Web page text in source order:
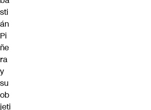
sti
án
Pi
ñe
ra
y
su
ob
jeti